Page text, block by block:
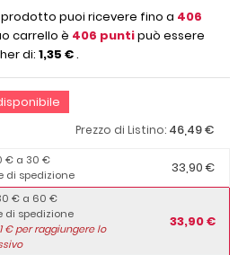
puoi ricevere fino a 406
carrello è 406 puntipuò essere
di: 1,35 €.
Prezzo di Listino: 46,49 €
€ a 30 €
di spedizione
33,90 €
€ a 60 €
di spedizione
€ per raggiungere lo
33,90 €